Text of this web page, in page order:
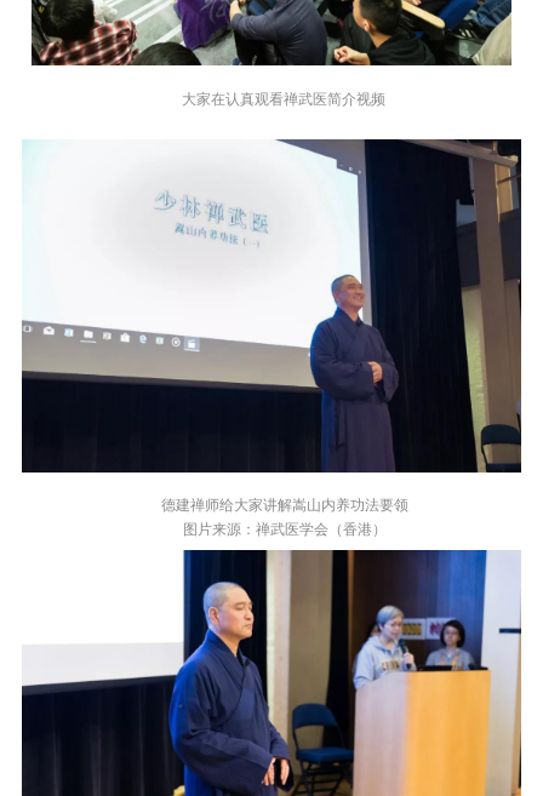
大家在认真观看禅武医简介视频
德建禅师给大家讲解嵩山内养功法要领
图片来源：禅武医学会（香港）